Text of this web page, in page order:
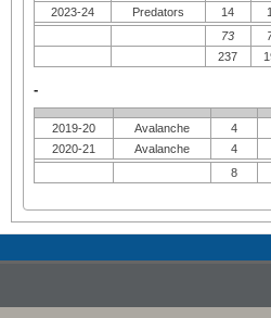
2023-24
Predators 14
73
237
-
2019-20 Avalanche 4
2020-21
Avalanche 4
8